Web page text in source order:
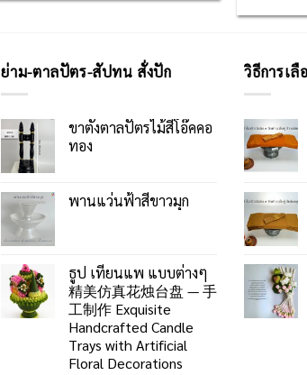
ย่าม-ตาลปัตร-สัปทน สั่งปัก
ขาตั้งตาลปัตรไม้สีโอ๊คคอ
ทอง
พานแว่นฟ้าสีขาวมุก
ธูป เทียนแพ แบบต่างๆ
精美仿真花烛台盘 — 手
工制作 Exquisite
Handcrafted Candle
Trays with Artificial
Floral Decorations
วิธีการเลื